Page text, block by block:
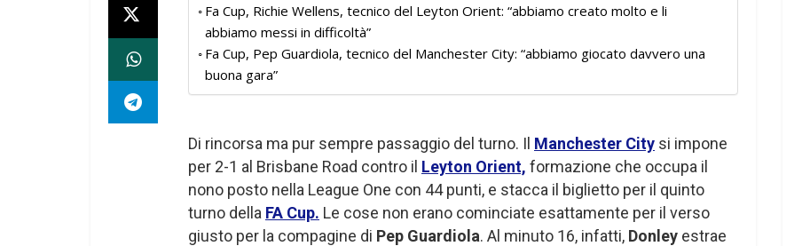
Fa Cup, Richie Wellens, tecnico del Leyton Orient: “abbiamo creato molto e li
abbiamo messi in difficoltà”
Fa Cup, Pep Guardiola, tecnico del Manchester City: “abbiamo giocato davvero una
buona gara”
Di rincorsa ma pur sempre passaggio del turno. Il Manchester City si impone
per 2-1 al Brisbane Road contro il Leyton Orient, formazione che occupa il
nono posto nella League One con 44 punti, e stacca il biglietto per il quinto
turno della FA Cup. Le cose non erano cominciate esattamente per il verso
giusto per la compagine di Pep Guardiola. Al minuto 16, infatti, Donley estrae